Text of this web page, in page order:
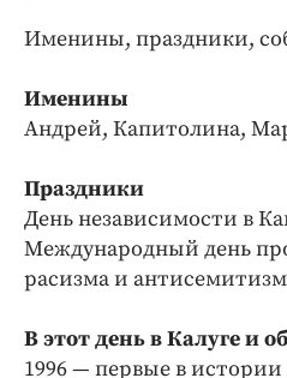
Культура
Образование
Погода
Праздники
Происшествия
Экономика и бизнес
Именины, праздники,
Именины
Андрей, Капитолина,
Праздники
День независимости в
Международный день
расизма и
В этот день в Калуге и
1996 — первые в